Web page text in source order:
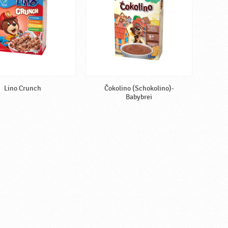
Lino Crunch
Čokolino (Schokolino)-
Babybrei